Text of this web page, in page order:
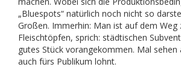
„Bluespots“ natürlich noch nicht so
Großen. Immerhin: Man ist auf dem Weg
Fleischtöpfen, sprich: städtischen
gutes Stück vorangekommen. Mal sehen
auch fürs Publikum lohnt.